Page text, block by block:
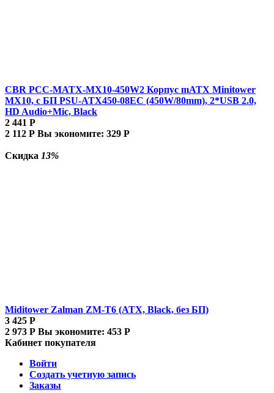
CBR PCC-MATX-MX10-450W2 Корпус mATX Minitower
MX10, c БП PSU-ATX450-08EC (450W/80mm), 2*USB 2.0,
HD Audio+Mic, Black
2 441 Р
2 112 Р Вы экономите: 329 Р
Скидка 13%
Miditower Zalman ZM-T6 (ATX, Black, без БП)
3 425 Р
2 973 Р Вы экономите: 453 Р
Кабинет покупателя
Войти
Создать учетную запись
Заказы